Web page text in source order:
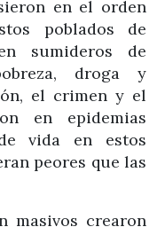
en el orden
poblados de
sumideros de
droga y
el crimen y el
en epidemias
vida en estos
peores que las
masivos crearon